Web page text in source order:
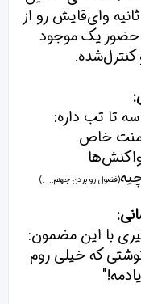
وای‌قایش رو از
یک موجود
کنترل‌شده.
سه تا تب داره:
(فضول رو بردن جهنم... .)
با این مضمون:
که خیلی روم